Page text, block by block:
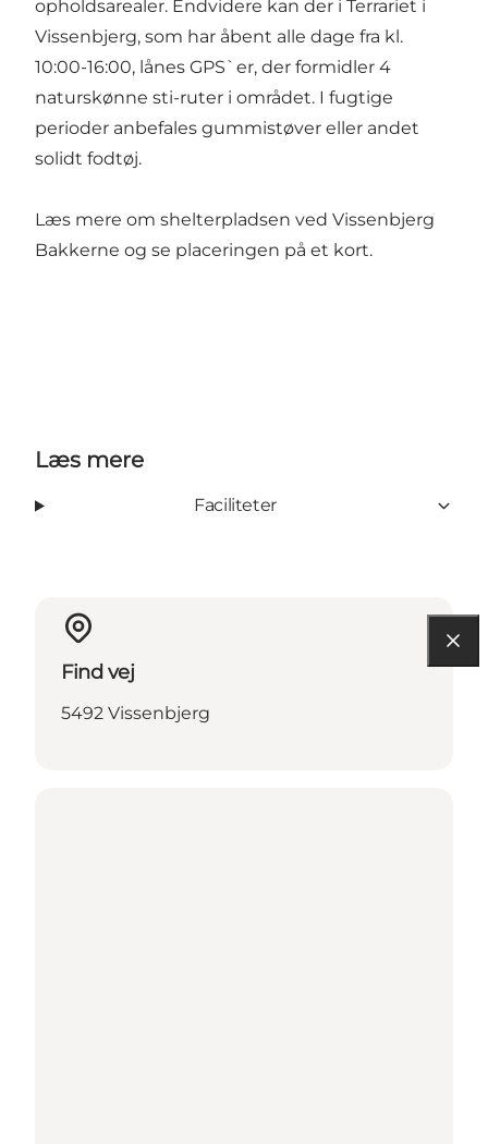
opholdsarealer. Endvidere kan der i Terrariet i
Vissenbjerg, som har åbent alle dage fra kl.
10:00-16:00, lånes GPS`er, der formidler 4
naturskønne sti-ruter i området. I fugtige
perioder anbefales gummistøver eller andet
solidt fodtøj.
Læs mere om shelterpladsen ved Vissenbjerg
Bakkerne og se placeringen på et kort.
Læs mere
Faciliteter
Find vej
5492 Vissenbjerg